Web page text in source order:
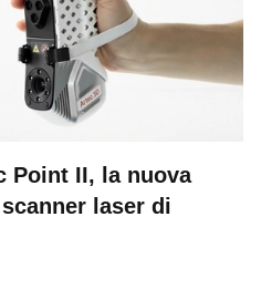
Point II, la nuova
laser di